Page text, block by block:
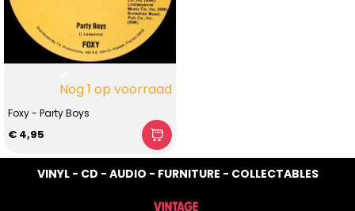
Nog 1 op voorraad
Foxy - Party Boys
€ 4,95
VINYL - CD - AUDIO - FURNITURE - COLLECTABLES